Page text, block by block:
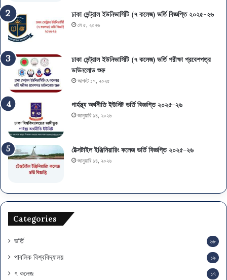
ঢাকা সেন্ট্রাল ইউনিভার্সিটি (৭ কলেজ) ভর্তি বিজ্ঞপ্তি ২০২৫-২৬
মে ৫, ২০২৬
ঢাকা সেন্ট্রাল ইউনিভার্সিটি (৭ কলেজ) ভর্তি পরীক্ষা প্রবেশপত্র
ডাউনলোড শুরু
আগস্ট ১৭, ২০২৫
গার্হস্থ্য অর্থনীতি ইউনিট ভর্তি বিজ্ঞপ্তি ২০২৫-২৬
জানুয়ারি ১৪, ২০২৬
টেক্সটাইল ইঞ্জিনিয়ারিং কলেজ ভর্তি বিজ্ঞপ্তি ২০২৫-২৬
জানুয়ারি ১৪, ২০২৬
Categories
ভর্তি ৬৮
পাবলিক বিশ্ববিদ্যালয় ১৯
৭ কলেজ ১৭